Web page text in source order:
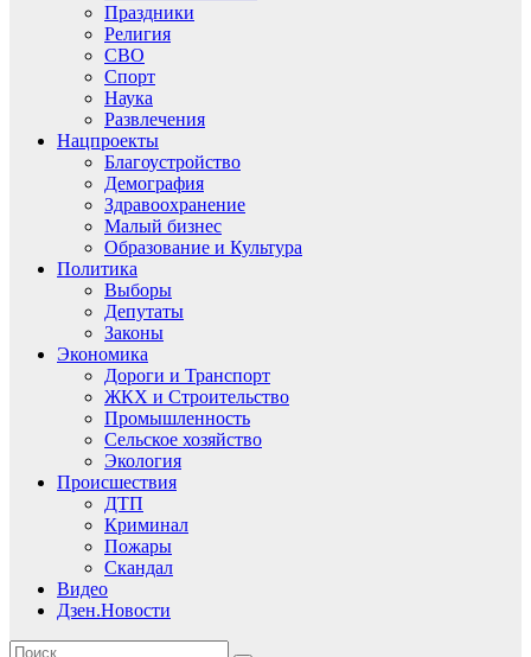
Праздники
Религия
СВО
Спорт
Наука
Развлечения
Нацпроекты
Благоустройство
Демография
Здравоохранение
Малый бизнес
Образование и Культура
Политика
Выборы
Депутаты
Законы
Экономика
Дороги и Транспорт
ЖКХ и Строительство
Промышленность
Сельское хозяйство
Экология
Происшествия
ДТП
Криминал
Пожары
Скандал
Видео
Дзен.Новости